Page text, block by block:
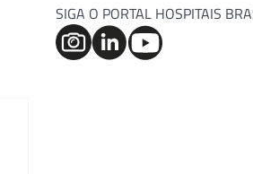
SIGA O PORTAL HOSPITAIS